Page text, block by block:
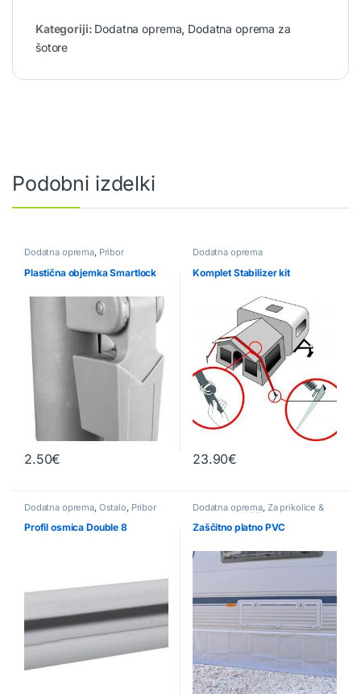
Kategoriji: Dodatna oprema, Dodatna oprema za
šotore
Podobni izdelki
Dodatna oprema, Pribor
Plastična objemka Smartlock
2.50€
Dodatna oprema
Komplet Stabilizer kit
23.90€
Dodatna oprema, Ostalo, Pribor
Profil osmica Double 8
Dodatna oprema, Za prikolice &
, Zaščitna oprema
Zaščitno platno PVC